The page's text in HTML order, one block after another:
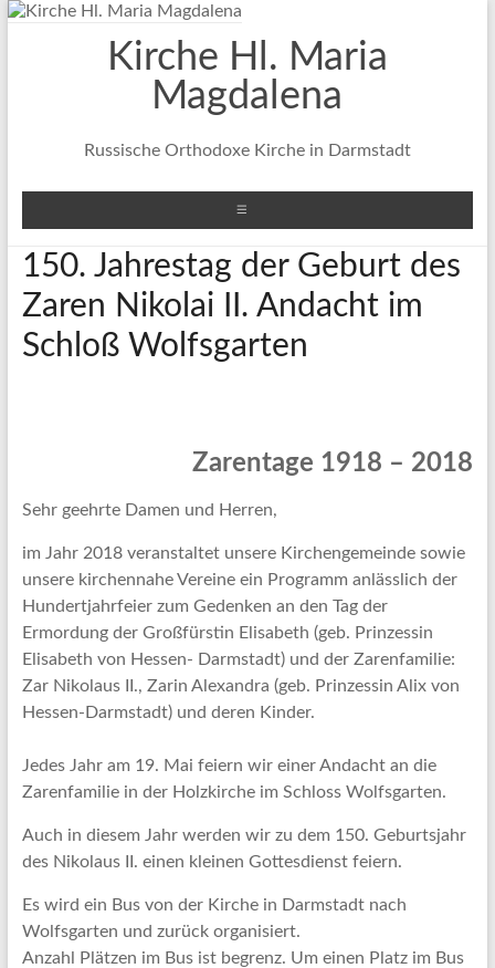
Zum
Kirche Hl. Maria
Magdalena
Russische Orthodoxe Kirche in Darmstadt
150. Jahrestag der Geburt des
Zaren Nikolai II. Andacht im
Schloß Wolfsgarten
Zarentage 1918 – 2018
Sehr geehrte Damen und Herren,
im Jahr 2018 veranstaltet unsere Kirchengemeinde sowie
unsere kirchennahe Vereine ein Programm anlässlich der
Hundertjahrfeier zum Gedenken an den Tag der
Ermordung der Großfürstin Elisabeth (geb. Prinzessin
Elisabeth von Hessen- Darmstadt) und der Zarenfamilie:
Zar Nikolaus II., Zarin Alexandra (geb. Prinzessin Alix von
Hessen-Darmstadt) und deren Kinder.
Jedes Jahr am 19. Mai feiern wir einer Andacht an die
Zarenfamilie in der Holzkirche im Schloss Wolfsgarten.
Auch in diesem Jahr werden wir zu dem 150. Geburtsjahr
des Nikolaus II. einen kleinen Gottesdienst feiern.
Es wird ein Bus von der Kirche in Darmstadt nach
Wolfsgarten und zurück organisiert.
Anzahl Plätzen im Bus ist begrenz. Um einen Platz im Bus